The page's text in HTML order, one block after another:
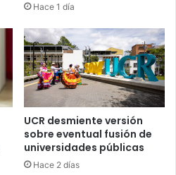
Hace 1 día
UCR desmiente versión
sobre eventual fusión de
universidades públicas
Hace 2 días